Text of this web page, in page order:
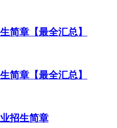
简章【最全汇总】
简章【最全汇总】
招生简章